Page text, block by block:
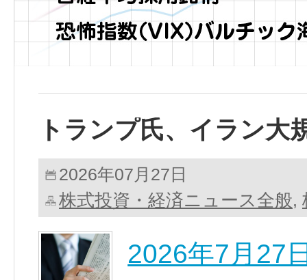
トランプ氏、イラン大
2026年07月27日
株式投資・経済ニュース全般,
2026年7月